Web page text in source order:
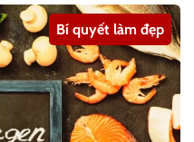
Bí quyết làm đẹp